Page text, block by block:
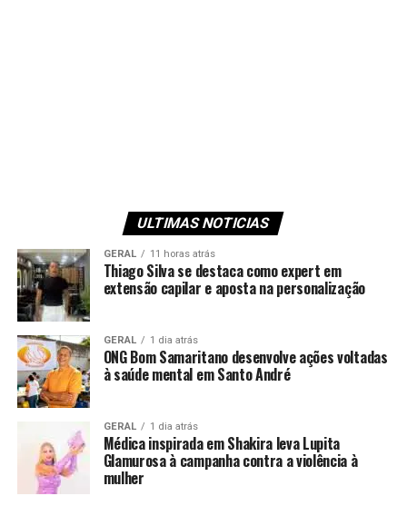
ULTIMAS NOTICIAS
GERAL 11 horas atrás
Thiago Silva se destaca como expert em
extensão capilar e aposta na personalização
GERAL 1 dia atrás
ONG Bom Samaritano desenvolve ações voltadas
à saúde mental em Santo André
GERAL 1 dia atrás
Médica inspirada em Shakira leva Lupita
Glamurosa à campanha contra a violência à
mulher